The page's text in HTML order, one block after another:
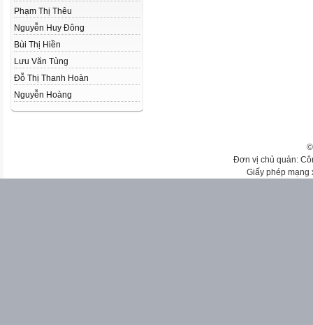
Phạm Thị Thêu
Nguyễn Huy Đông
Bùi Thị Hiền
Lưu Văn Tùng
Đỗ Thị Thanh Hoàn
Nguyễn Hoàng
Đơn vị chủ quản:
Giấy phép mạng